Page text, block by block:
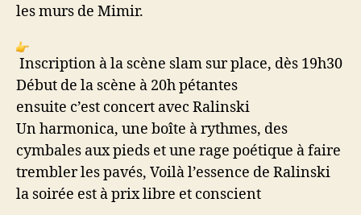
les murs de Mimir.
Inscription à la scène slam sur place, dès 19h30
Début de la scène à 20h pétantes
ensuite c’est concert avec Ralinski
Un harmonica, une boîte à rythmes, des
cymbales aux pieds et une rage poétique à faire
trembler les pavés, Voilà l’essence de Ralinski
la soirée est à prix libre et conscient